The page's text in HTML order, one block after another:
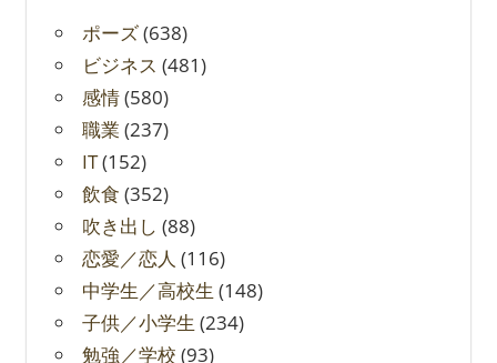
ポーズ(638)
ビジネス (481)
感情(580)
職業 (237)
IT(152)
飲食 (352)
吹き出し (88)
恋愛／恋人 (116)
中学生／高校生 (148)
子供／小学生 (234)
勉強／学校 (93)